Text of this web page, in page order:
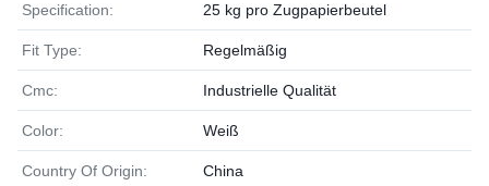
Specification: 25 kg pro Zugpapierbeutel
Fit Type: Regelmäßig
Cmc: Industrielle Qualität
Color: Weiß
Country Of Origin: China